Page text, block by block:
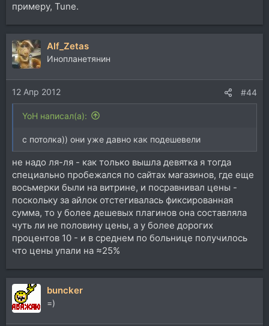
примеру, Tune.
Alf_Zetas
Инопланетянин
12 Апр 2012 #44
YoH написал(а):
с потолка)) они уже давно как подешевели
не надо ля-ля - как только вышла девятка я тогда
специально пробежался по сайтах магазинов, где еще
восьмерки были на витрине, и посравнивал цены -
поскольку за айлок отстегивалась фиксированная
сумма, то у более дешевых плагинов она составляла
чуть ли не половину цены, а у более дорогих
процентов 10 - и в среднем по больнице получилось
что цены упали на ≈25%
buncker
=)